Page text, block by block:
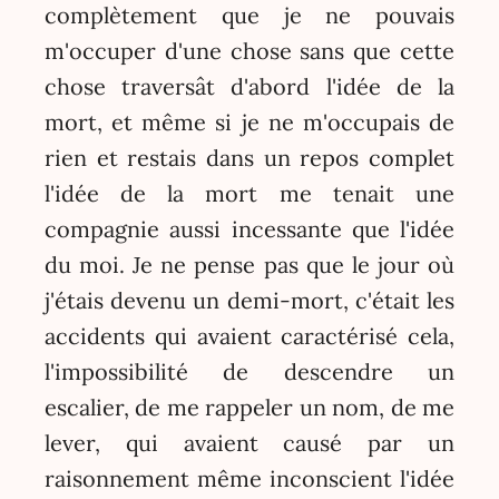
complètement que je ne pouvais
m'occuper d'une chose sans que cette
chose traversât d'abord l'idée de la
mort, et même si je ne m'occupais de
rien et restais dans un repos complet
l'idée de la mort me tenait une
compagnie aussi incessante que l'idée
du moi. Je ne pense pas que le jour où
j'étais devenu un demi-mort, c'était les
accidents qui avaient caractérisé cela,
l'impossibilité de descendre un
escalier, de me rappeler un nom, de me
lever, qui avaient causé par un
raisonnement même inconscient l'idée